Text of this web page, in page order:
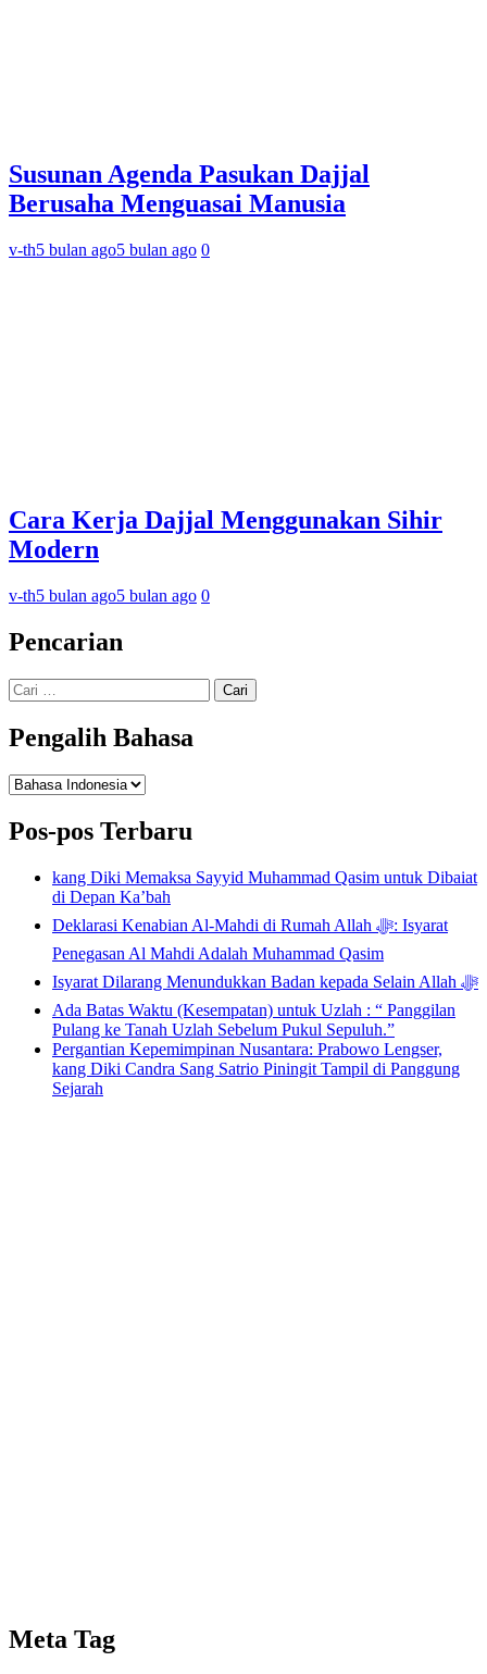
Susunan Agenda Pasukan Dajjal
Berusaha Menguasai Manusia
v-th5 bulan ago5 bulan ago 0
Cara Kerja Dajjal Menggunakan Sihir
Modern
v-th5 bulan ago5 bulan ago 0
Pencarian
Cari
untuk:
Pengalih Bahasa
Pengalih
Pos-pos Terbaru
kang Diki Memaksa Sayyid Muhammad Qasim untuk Dibaiat
di Depan Ka’bah
Deklarasi Kenabian Al-Mahdi di Rumah Allah ﷻ: Isyarat
Penegasan Al Mahdi Adalah Muhammad Qasim
Isyarat Dilarang Menundukkan Badan kepada Selain Allah ﷻ
Ada Batas Waktu (Kesempatan) untuk Uzlah : “ Panggilan
Pulang ke Tanah Uzlah Sebelum Pukul Sepuluh.”
Pergantian Kepemimpinan Nusantara: Prabowo Lengser,
kang Diki Candra Sang Satrio Piningit Tampil di Panggung
Sejarah
Meta Tag